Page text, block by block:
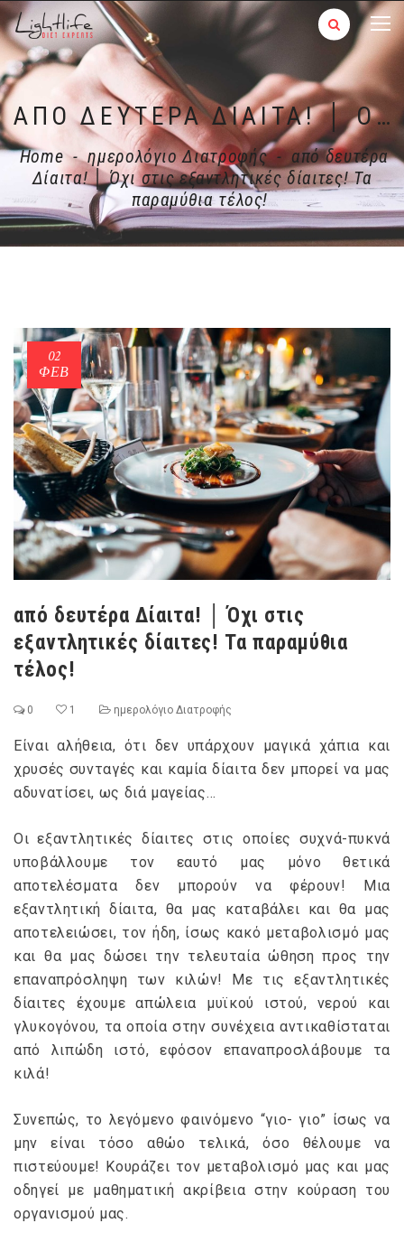
ΑΠΌ ΔΕΥΤΈΡΑ ΔΊΑΙΤΑ! │ ΌΧΙ ΣΤΙΣ ΕΞΑΝΤΛΗΤΙΚΈΣ ΔΊΑΙΤΕΣ! ΤΑ ΠΑΡΑΜΎΘΙΑ ΤΈΛΟΣ!
Home - ημερολόγιο Διατροφής - από δευτέρα
Δίαιτα! │ Όχι στις εξαντλητικές δίαιτες! Τα
παραμύθια τέλος!
02
ΦΕΒ
από δευτέρα Δίαιτα! │ Όχι στις
εξαντλητικές δίαιτες! Τα παραμύθια
τέλος!
0 1 ημερολόγιο Διατροφής
Είναι αλήθεια, ότι δεν υπάρχουν μαγικά χάπια και
χρυσές συνταγές και καμία δίαιτα δεν μπορεί να μας
αδυνατίσει, ως διά μαγείας…
Οι εξαντλητικές δίαιτες στις οποίες συχνά-πυκνά
υποβάλλουμε τον εαυτό μας μόνο θετικά
αποτελέσματα δεν μπορούν να φέρουν! Μια
εξαντλητική δίαιτα, θα μας καταβάλει και θα μας
αποτελειώσει, τον ήδη, ίσως κακό μεταβολισμό μας
και θα μας δώσει την τελευταία ώθηση προς την
επαναπρόσληψη των κιλών! Με τις εξαντλητικές
δίαιτες έχουμε απώλεια μυϊκού ιστού, νερού και
γλυκογόνου, τα οποία στην συνέχεια αντικαθίσταται
από λιπώδη ιστό, εφόσον επαναπροσλάβουμε τα
κιλά!
Συνεπώς, το λεγόμενο φαινόμενο “γιο- γιο” ίσως να
μην είναι τόσο αθώο τελικά, όσο θέλουμε να
πιστεύουμε! Κουράζει τον μεταβολισμό μας και μας
οδηγεί με μαθηματική ακρίβεια στην κούραση του
οργανισμού μας.